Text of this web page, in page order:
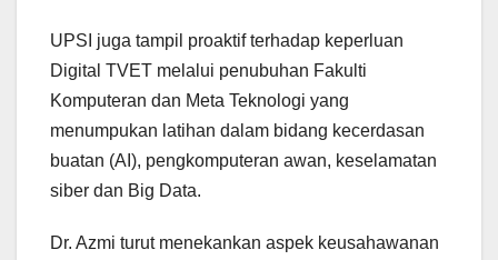
UPSI juga tampil proaktif terhadap keperluan
Digital TVET melalui penubuhan Fakulti
Komputeran dan Meta Teknologi yang
menumpukan latihan dalam bidang kecerdasan
buatan (AI), pengkomputeran awan, keselamatan
siber dan Big Data.
Dr. Azmi turut menekankan aspek keusahawanan